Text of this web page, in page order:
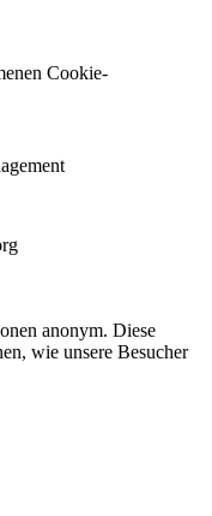
Cookie-
anonym. Diese
wie unsere Besucher